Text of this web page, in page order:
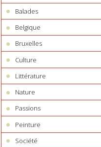
Balades
Belgique
Bruxelles
Culture
Littérature
Nature
Passions
Peinture
Société